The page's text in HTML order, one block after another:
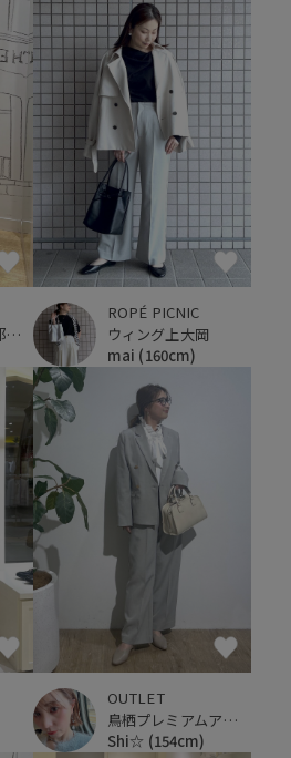
イオンモール京都桂川
ROPÉ PICNIC
ウィング上大岡
mai (160cm)
OUTLET
鳥栖プレミアムアウトレット
Shi☆ (154cm)